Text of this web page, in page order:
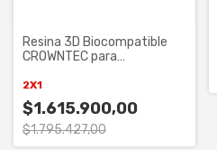
Resina 3D Biocompatible
CROWNTEC para
Permanentes
2X1
$1.615.900,00
$1.795.427,00